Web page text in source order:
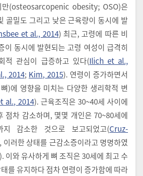
만(osteosarcopenic obesity; OSO)은
골밀도 그리고 낮은 근육량이 동시에 발
et al., 2014) 최근, 고령에 따른 비
이 동시에 발현되는 고령 여성이 급격히
적 관심이 급증하고 있다(Ilich et al.,
2014; Kim, 2015). 연령이 증가하면서
)에 영향을 미치는 다양한 생리학적 변
al., 2014). 근육조직은 30~40세 사이에
점차 감소하며, 몇몇 개인은 70~80세에
감소한 것으로 보고되었고(Cruz-
이러한 상태를 근감소증이라고 명명하였
). 이와 유사하게 뼈 조직은 30세에 최고 수
를 유지하다 점차 연령이 증가함에 따라